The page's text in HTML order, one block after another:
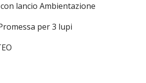
lancio Ambientazione
per 3 lupi